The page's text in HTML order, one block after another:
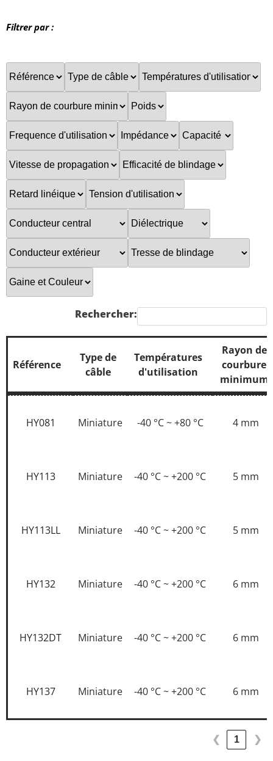
Filtrer par :
Rechercher:
Référence
Type de
câble
Températures
d'utilisation
Rayon de
courbure
minimum
câble
d'utilisation
courbure
HY081 Miniature -40 °C ~ +80 °C 4 mm
HY113 Miniature -40 °C ~ +200 °C 5 mm
HY113LL Miniature -40 °C ~ +200 °C 5 mm
HY132 Miniature -40 °C ~ +200 °C 6 mm
HY132DT Miniature -40 °C ~ +200 °C 6 mm
HY137 Miniature -40 °C ~ +200 °C 6 mm
❮ 1 ❯